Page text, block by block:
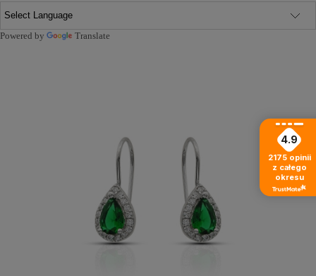
Powered by Translate
4.9
2175 opinii
z całego
okresu